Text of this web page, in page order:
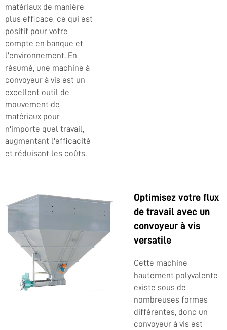
matériaux de manière
plus efficace, ce qui est
positif pour votre
compte en banque et
l'environnement. En
résumé, une machine à
convoyeur à vis est un
excellent outil de
mouvement de
matériaux pour
n'importe quel travail,
augmentant l'efficacité
et réduisant les coûts.
Optimisez votre flux
de travail avec un
convoyeur à vis
versatile
Cette machine
hautement polyvalente
existe sous de
nombreuses formes
différentes, donc un
convoyeur à vis est